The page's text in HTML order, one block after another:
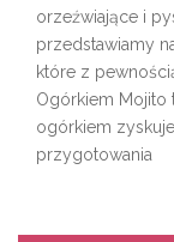
orzeźwiające i
przedstawiamy
które z
Ogórkiem Mojito
ogórkiem
przygotowania